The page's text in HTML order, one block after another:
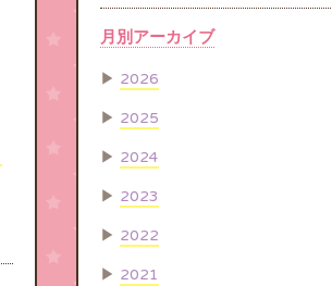
月別アーカイブ
▶ 2026
▶ 2025
▶ 2024
▶ 2023
▶ 2022
▶ 2021